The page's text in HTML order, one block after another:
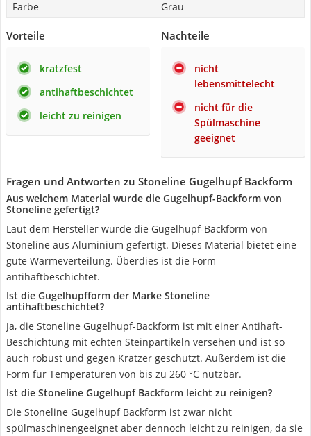
Farbe
Grau
Vorteile
kratzfest
antihaftbeschichtet
leicht zu reinigen
Nachteile
nicht
lebensmittelecht
nicht für die
Spülmaschine
geeignet
Fragen und Antworten zu Stoneline Gugelhupf Backform
Aus welchem Material wurde die Gugelhupf-Backform von
Stoneline gefertigt?
Laut dem Hersteller wurde die Gugelhupf-Backform von
Stoneline aus Aluminium gefertigt. Dieses Material bietet eine
gute Wärmeverteilung. Überdies ist die Form
antihaftbeschichtet.
Ist die Gugelhupfform der Marke Stoneline
antihaftbeschichtet?
Ja, die Stoneline Gugelhupf-Backform ist mit einer Antihaft-
Beschichtung mit echten Steinpartikeln versehen und ist so
auch robust und gegen Kratzer geschützt. Außerdem ist die
Form für Temperaturen von bis zu 260 °C nutzbar.
Ist die Stoneline Gugelhupf Backform leicht zu reinigen?
Die Stoneline Gugelhupf Backform ist zwar nicht
spülmaschinengeeignet aber dennoch leicht zu reinigen, da sie